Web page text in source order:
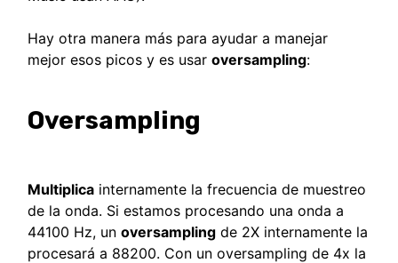
Hay otra manera más para ayudar a manejar
mejor esos picos y es usaroversampling:
Oversampling
Multiplica internamente la frecuencia de muestreo
de la onda. Si estamos procesando una onda a
44100 Hz, unoversampling de 2X internamente la
procesará a 88200. Con un oversampling de 4x la